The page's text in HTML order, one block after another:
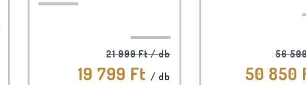
21 999 Ft/ db
19 799 Ft/ db
56
50 850